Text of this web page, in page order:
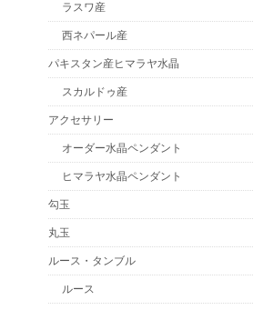
ラスワ産
西ネパール産
パキスタン産ヒマラヤ水晶
スカルドゥ産
アクセサリー
オーダー水晶ペンダント
ヒマラヤ水晶ペンダント
勾玉
丸玉
ルース・タンブル
ルース